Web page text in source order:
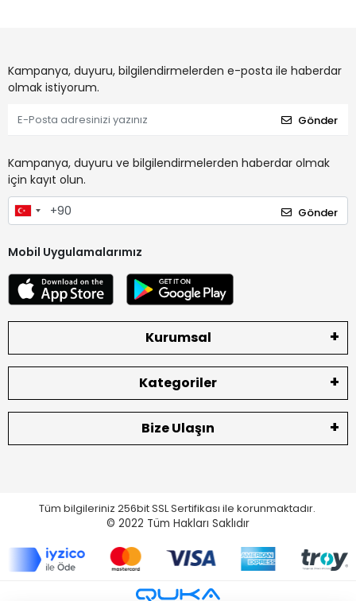
Kampanya, duyuru, bilgilendirmelerden e-posta ile haberdar
olmak istiyorum.
Gönder
Kampanya, duyuru ve bilgilendirmelerden haberdar olmak
için kayıt olun.
Gönder
Mobil Uygulamalarımız
Kurumsal
Kategoriler
Bize Ulaşın
Tüm bilgileriniz 256bit SSL Sertifikası ile korunmaktadır.
© 2022 Tüm Hakları Saklıdır